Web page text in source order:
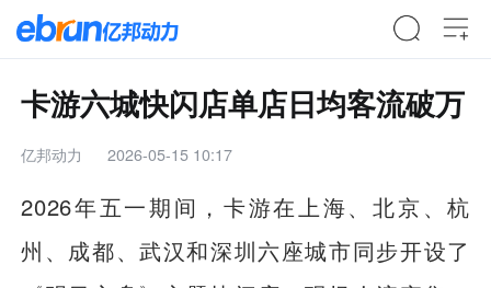
卡游六城快闪店单店日均客流破万
亿邦动力 2026-05-15 10:17
2026年五一期间，卡游在上海、北京、杭
州、成都、武汉和深圳六座城市同步开设了